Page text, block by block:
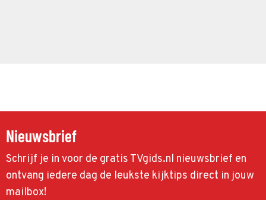
Nieuwsbrief
Schrijf je in voor de gratis TVgids.nl nieuwsbrief en
ontvang iedere dag de leukste kijktips direct in jouw
mailbox!